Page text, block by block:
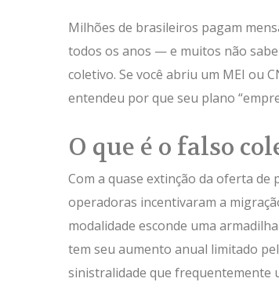
Milhões de brasileiros pagam
todos os anos — e muitos não
coletivo. Se você abriu um MEI ou
entendeu por que seu plano
O que é o falso
Com a quase extinção da oferta de
operadoras incentivaram a
modalidade esconde uma
tem seu aumento anual limitado
sinistralidade que frequentemente